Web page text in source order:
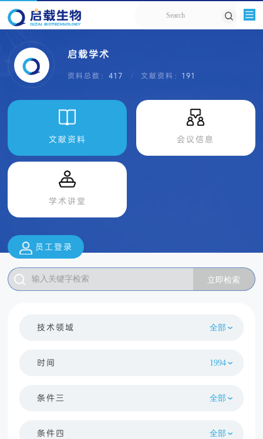
启载学术
资料总数： 417 文献资料： 191
文献资料 会议信息
学术讲堂
员工登录
技术领域
时间
条件三
条件四